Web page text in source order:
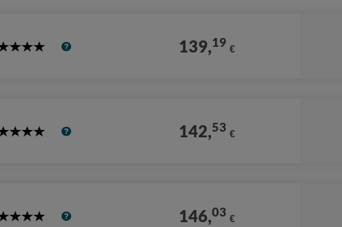
139,19 €
142,53 €
146,03 €